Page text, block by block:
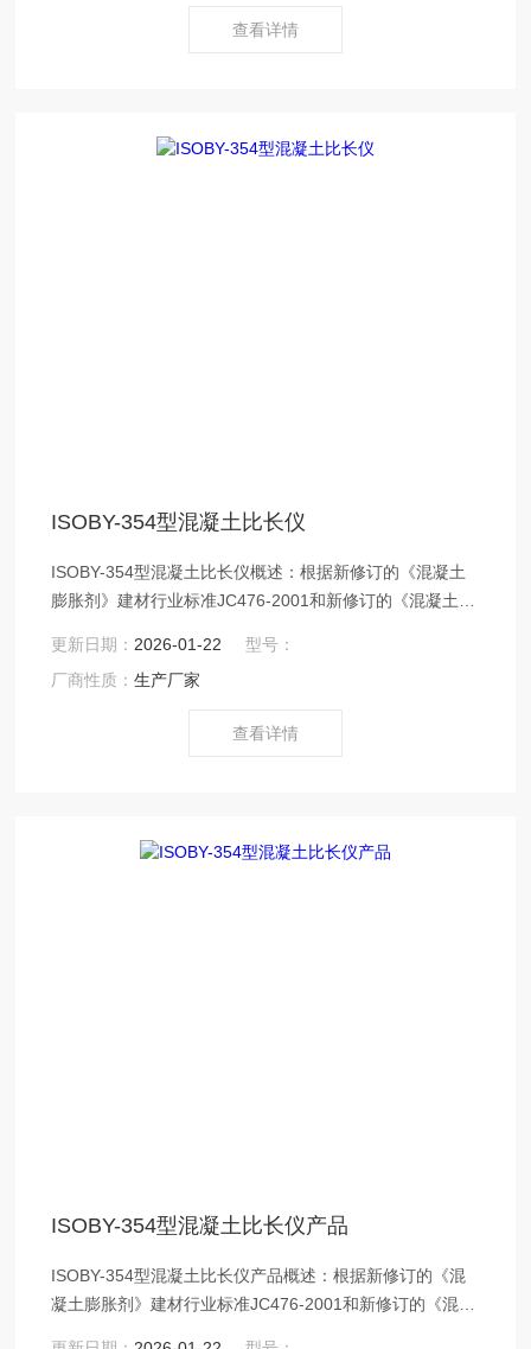
查看详情
ISOBY-354型混凝土比长仪
ISOBY-354型混凝土比长仪概述：根据新修订的《混凝土
膨胀剂》建材行业标准JC476-2001和新修订的《混凝土外
的修改测长的百分表改为千分表，仪器结构精度要求更
高。
更新日期： 2026-01-22
型号：
厂商性质：生产厂家
查看详情
ISOBY-354型混凝土比长仪产品
ISOBY-354型混凝土比长仪产品概述：根据新修订的《混
凝土膨胀剂》建材行业标准JC476-2001和新修订的《混凝